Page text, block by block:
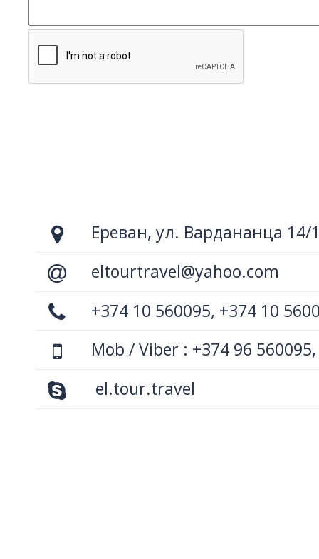
Ереван, ул. Вардананца 14/
eltourtravel@yahoo.com
+374 10 560095, +374 10
Mob / Viber : +374 96
el.tour.travel